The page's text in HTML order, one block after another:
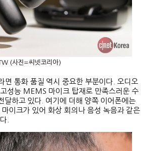
(사진=씨넷코리아)
면 통화 품질 역시 중요한 부분이다. 오디오
성능 MEMS 마이크 탑재로 만족스러운 수
달하고 있다. 여기에 더해 양쪽 이어폰에는
이크가 있어 화상 회의나 음성 녹음과 같은
.